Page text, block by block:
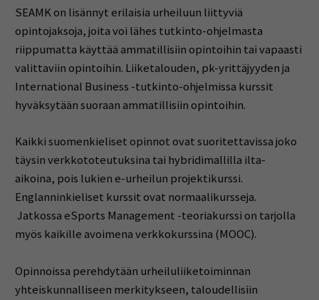
SEAMK on lisännyt erilaisia urheiluun liittyviä
opintojaksoja, joita voi lähes tutkinto-ohjelmasta
riippumatta käyttää ammatillisiin opintoihin tai vapaasti
valittaviin opintoihin. Liiketalouden, pk-yrittäjyyden ja
International Business -tutkinto-ohjelmissa kurssit
hyväksytään suoraan ammatillisiin opintoihin.
Kaikki suomenkieliset opinnot ovat suoritettavissa joko
täysin verkkototeutuksina tai hybridimallilla ilta-
aikoina, pois lukien e-urheilun projektikurssi.
Englanninkieliset kurssit ovat normaalikursseja.
Jatkossa eSports Management -teoriakurssi on tarjolla
myös kaikille avoimena verkkokurssina (MOOC).
Opinnoissa perehdytään urheiluliiketoiminnan
yhteiskunnalliseen merkitykseen, taloudellisiin